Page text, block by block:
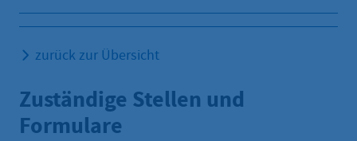
zurück zur Übersicht
Zuständige Stellen und
Formulare